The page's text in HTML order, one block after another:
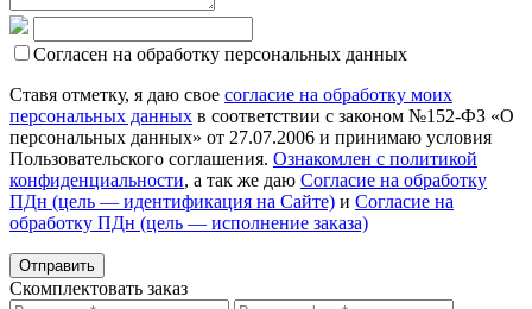
Согласен на обработку персональных данных
Ставя отметку, я даю свое согласие на обработку моих
персональных данных в соответствии с законом №152-ФЗ «О
персональных данных» от 27.07.2006 и принимаю условия
Пользовательского соглашения. Ознакомлен с политикой
конфиденциальности, а так же даю Согласие на обработку
ПДн (цель — идентификация на Сайте) и Согласие на
обработку ПДн (цель — исполнение заказа)
Скомплектовать заказ